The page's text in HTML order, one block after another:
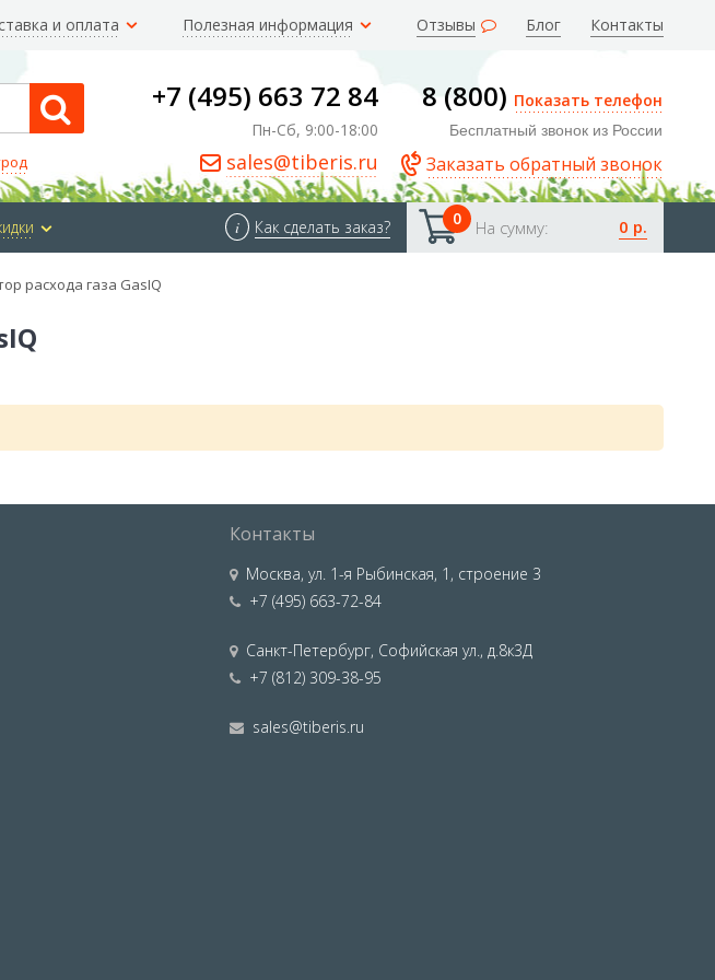
и оплата Полезная информация Отзывы Блог Контакты
+7 (495) 663 72 84
Пн-Сб, 9:00-18:00
sales@tiberis.ru
8 (800) Показать телефон
Бесплатный звонок из России
Заказать обратный звонок
0 На сумму: 0 р.
i Как сделать заказ?
расхода газа GasIQ
Контакты
Москва,ул. 1-я Рыбинская, 1, строение 3
+7 (495) 663-72-84
Санкт-Петербург, Софийская ул., д.8к3Д
+7 (812) 309-38-95
sales@tiberis.ru